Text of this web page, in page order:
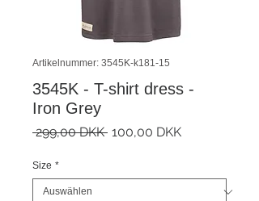
Artikelnummer: 3545K-k181-15
3545K - T-shirt dress -
Iron Grey
299,00 DKK Standardpreis
100,00 DKKSale-
Size *